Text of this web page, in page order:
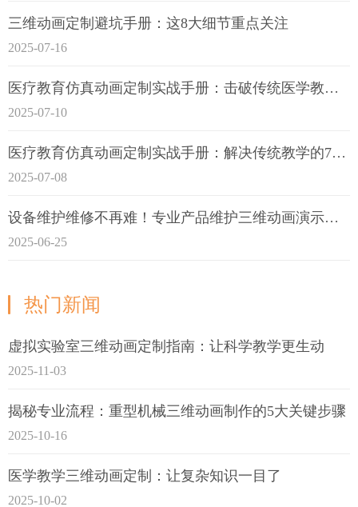
三维动画定制避坑手册：这8大细节重点关注
2025-07-16
医疗教育仿真动画定制实战手册：击破传统医学教育7大痛点
2025-07-10
医疗教育仿真动画定制实战手册：解决传统教学的7大痛点
2025-07-08
设备维护维修不再难！专业产品维护三维动画演示定制指南
2025-06-25
热门新闻
虚拟实验室三维动画定制指南：让科学教学更生动
2025-11-03
揭秘专业流程：重型机械三维动画制作的5大关键步骤
2025-10-16
医学教学三维动画定制：让复杂知识一目了
2025-10-02